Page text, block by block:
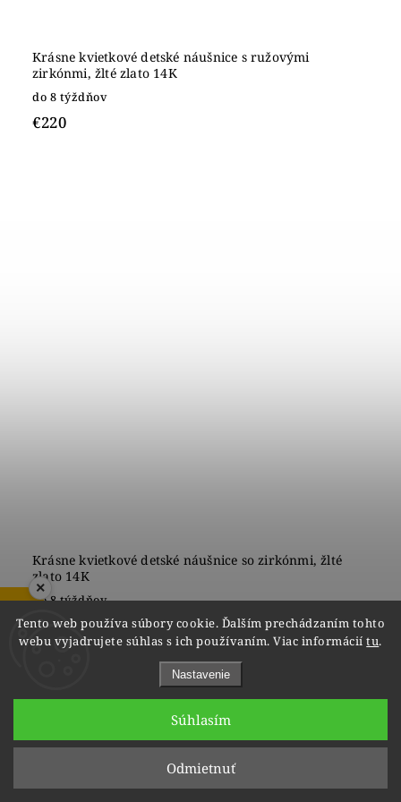
Tento web používa súbory cookie. Ďalším prechádzaním tohto
webu vyjadrujete súhlas s ich používaním. Viac informáciítu.
Nastavenie
Odmietnuť
Súhlasím
Krásne kvietkové detské náušnice s ružovými
zirkónmi, žlté zlato 14K
do 8 týždňov
€220
Krásne kvietkové detské náušnice so zirkónmi, žlté
zlato 14K
do 8 týždňov
€220
1
3
Hore
ZOBRAZIŤ RECENZIE
×